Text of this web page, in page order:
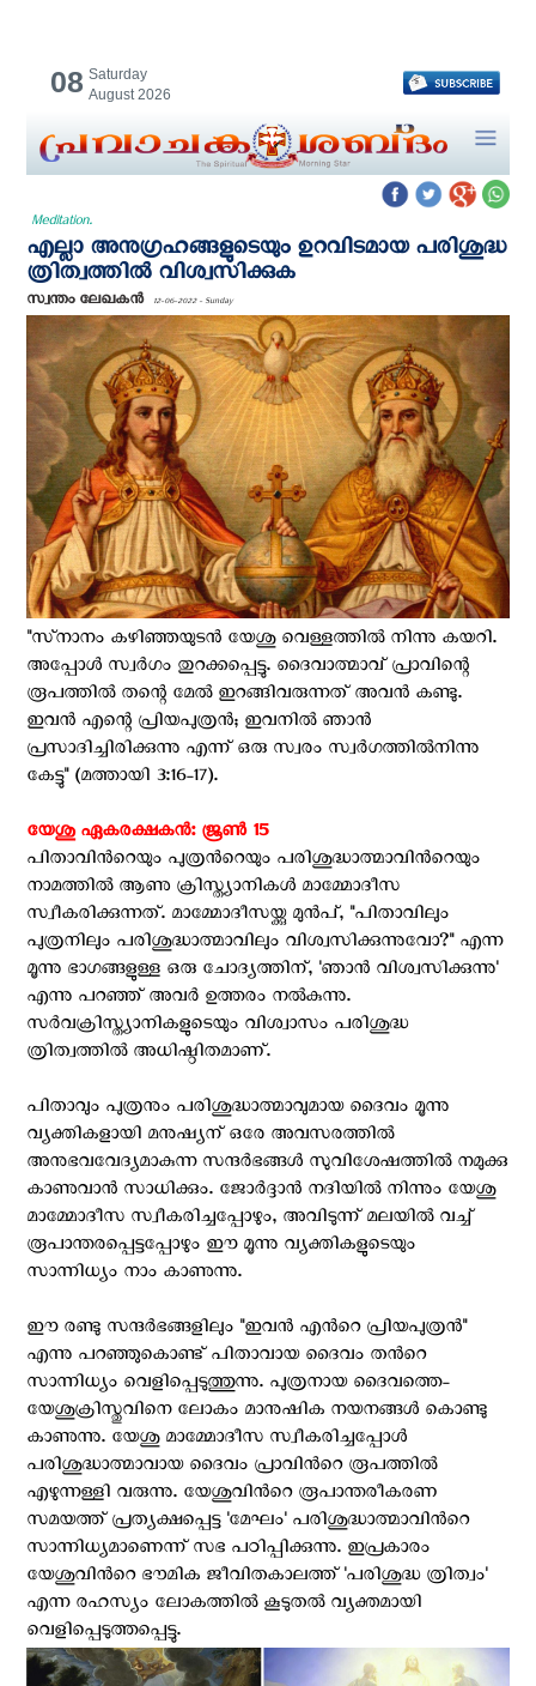
08 Saturday
August 2026
Meditation.
എല്ലാ അനുഗ്രഹങ്ങളുടെയും ഉറവിടമായ പരിശുദ്ധ
ത്രിത്വത്തില്‍ വിശ്വസിക്കുക
സ്വന്തം ലേഖകന്‍ 12-06-2022 - Sunday
"സ്‌നാനം കഴിഞ്ഞയുടന്‍ യേശു വെള്ളത്തില്‍ നിന്നു കയറി.
അപ്പോള്‍ സ്വര്‍ഗം തുറക്കപ്പെട്ടു. ദൈവാത്മാവ് പ്രാവിന്റെ
രൂപത്തില്‍ തന്റെ മേല്‍ ഇറങ്ങിവരുന്നത് അവന്‍ കണ്ടു.
ഇവന്‍ എന്റെ പ്രിയപുത്രന്‍; ഇവനില്‍ ഞാന്‍
പ്രസാദിച്ചിരിക്കുന്നു എന്ന് ഒരു സ്വരം സ്വര്‍ഗത്തില്‍നിന്നു
കേട്ടു" (മത്തായി 3:16-17).
യേശു ഏകരക്ഷകൻ: ജൂണ്‍ 15
പിതാവിന്‍റെയും പുത്രന്‍റെയും പരിശുദ്ധാത്മാവിന്‍റെയും
നാമത്തില്‍ ആണു ക്രിസ്ത്യാനികള്‍ മാമ്മോദീസ
സ്വീകരിക്കുന്നത്. മാമ്മോദീസയ്ക്കു മുന്‍പ്, "പിതാവിലും
പുത്രനിലും പരിശുദ്ധാത്മാവിലും വിശ്വസിക്കുന്നുവോ?" എന്ന
മൂന്നു ഭാഗങ്ങളുള്ള ഒരു ചോദ്യത്തിന്, 'ഞാന്‍ വിശ്വസിക്കുന്നു'
എന്നു പറഞ്ഞ് അവര്‍ ഉത്തരം നല്‍കുന്നു.
സര്‍വക്രിസ്ത്യാനികളുടെയും വിശ്വാസം പരിശുദ്ധ
ത്രിത്വത്തില്‍ അധിഷ്ഠിതമാണ്.
പിതാവും പുത്രനും പരിശുദ്ധാത്മാവുമായ ദൈവം മൂന്നു
വ്യക്തികളായി മനുഷ്യന് ഒരേ അവസരത്തിൽ
അനുഭവവേദ്യമാകുന്ന സന്ദർഭങ്ങൾ സുവിശേഷത്തില്‍ നമുക്കു
കാണുവാന്‍ സാധിക്കും. ജോര്‍ദ്ദാന്‍ നദിയില്‍ നിന്നും യേശു
മാമ്മോദീസ സ്വീകരിച്ചപ്പോഴും, അവിടുന്ന് മലയില്‍ വച്ച്
രൂപാന്തരപ്പെട്ടപ്പോഴും ഈ മൂന്നു വ്യക്തികളുടെയും
സാന്നിധ്യം നാം കാണുന്നു.
ഈ രണ്ടു സന്ദര്‍ഭങ്ങളിലും "ഇവന്‍ എന്‍റെ പ്രിയപുത്രന്‍"
എന്നു പറഞ്ഞുകൊണ്ട് പിതാവായ ദൈവം തന്‍റെ
സാന്നിധ്യം വെളിപ്പെടുത്തുന്നു. പുത്രനായ ദൈവത്തെ-
യേശുക്രിസ്തുവിനെ ലോകം മാനുഷിക നയനങ്ങള്‍ കൊണ്ടു
കാണുന്നു. യേശു മാമ്മോദീസ സ്വീകരിച്ചപ്പോള്‍
പരിശുദ്ധാത്മാവായ ദൈവം പ്രാവിന്‍റെ രൂപത്തില്‍
എഴുന്നള്ളി വരുന്നു. യേശുവിന്‍റെ രൂപാന്തരീകരണ
സമയത്ത് പ്രത്യക്ഷപ്പെട്ട 'മേഘം' പരിശുദ്ധാത്മാവിന്‍റെ
സാന്നിധ്യമാണെന്ന് സഭ പഠിപ്പിക്കുന്നു. ഇപ്രകാരം
യേശുവിന്‍റെ ഭൗമിക ജീവിതകാലത്ത് 'പരിശുദ്ധ ത്രിത്വം'
എന്ന രഹസ്യം ലോകത്തില്‍ കൂടുതല്‍ വ്യക്തമായി
വെളിപ്പെടുത്തപ്പെട്ടു.